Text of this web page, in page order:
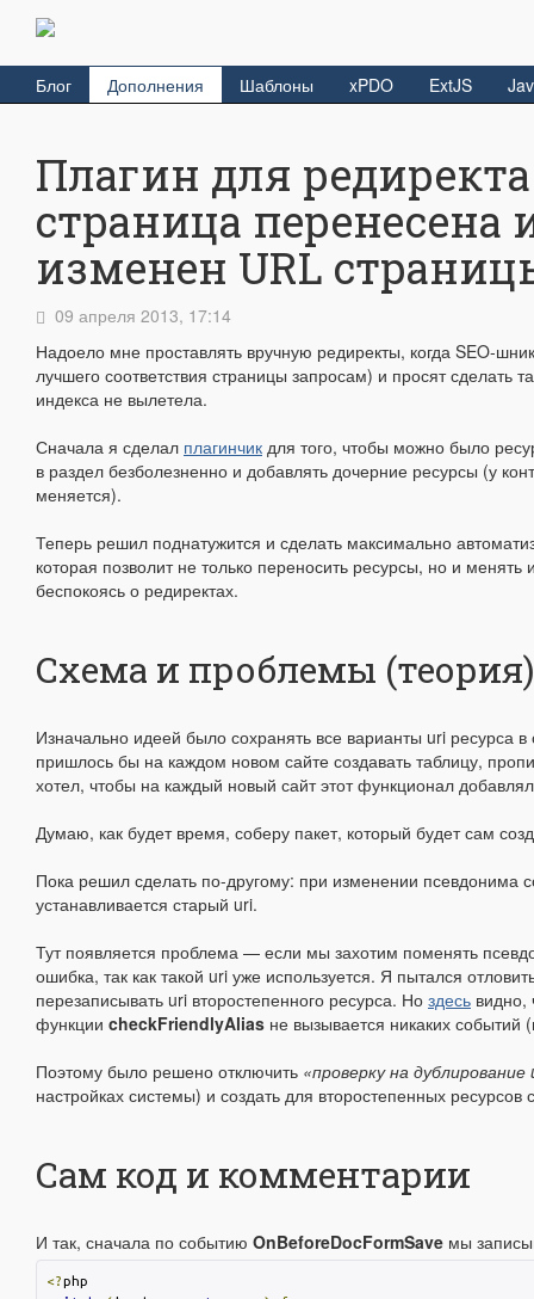
Блог Дополнения Шаблоны xPDO ExtJS
Плагин для
страница перенесена
изменен URL
09 апреля 2013, 17:14
Надоело мне проставлять вручную редиректы, когда SEO-
лучшего соответствия страницы запросам) и просят сделать
индекса не вылетела.
Сначала я сделал плагинчик для того, чтобы можно было
в раздел безболезненно и добавлять дочерние ресурсы (у
меняется).
Теперь решил поднатужится и сделать максимально
которая позволит не только переносить ресурсы, но и
беспокоясь о редиректах.
Схема и проблемы (теория)
Изначально идеей было сохранять все варианты uri ресурса
пришлось бы на каждом новом сайте создавать таблицу,
хотел, чтобы на каждый новый сайт этот функционал
Думаю, как будет время, соберу пакет, который будет сам
Пока решил сделать по-другому: при изменении псевдонима
устанавливается старый uri.
Тут появляется проблема — если мы захотим поменять
ошибка, так как такой uri уже используется. Я пытался
перезаписывать uri второстепенного ресурса. Но здесь видно,
функции checkFriendlyAlias не вызывается никаких событий
Поэтому было решено отключить «проверку на
настройках системы) и создать для второстепенных ресурсов
Сам код и комментарии
И так, сначала по событию OnBeforeDocFormSave мы
<?